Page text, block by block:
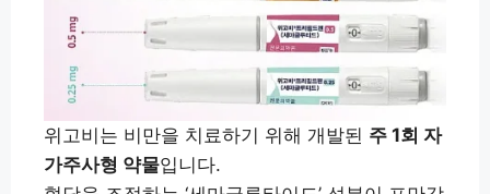
위고비는 비만을 치료하기 위해 개발된 주 1회 자
가주사형 약물입니다.